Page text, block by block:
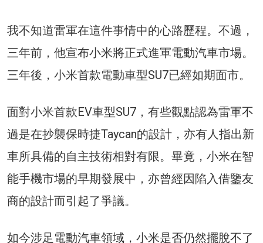
我不知道雷軍在這件事情中的心路歷程。不過，
三年前，他宣布小米將正式進軍電動汽車市場。
三年後，小米首款電動車型SU7已經如期面市。
面對小米首款EV車型SU7，有些觀點認為雷軍不
過是在抄襲保時捷Taycan的設計，亦有人指出新
車所具備的自主技術相對有限。畢竟，小米在智
能手機市場的早期發展中，亦曾經因陷入借鑒友
商的設計而引起了爭議。
如今涉足電動汽車領域，小米是否仍然擺脫不了